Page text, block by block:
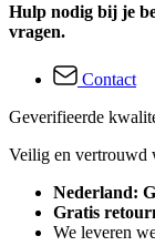
Hulp nodig bij je
vragen.
Contact
Geverifieerde
Veilig en vertrouwd
Nederland:
Gratis
We leveren